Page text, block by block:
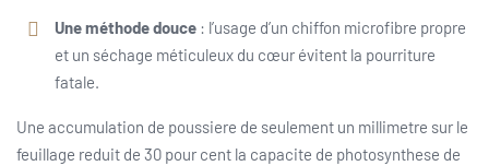
Une méthode douce : l’usage d’un chiffon microfibre propre
et un séchage méticuleux du cœur évitent la pourriture
fatale.
Une accumulation de poussiere de seulement un millimetre sur le
feuillage reduit de 30 pour cent la capacite de photosynthese de